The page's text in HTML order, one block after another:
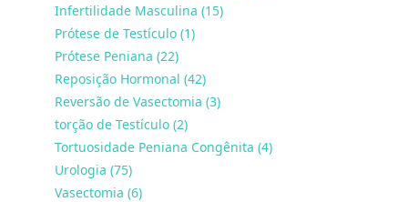
Infertilidade Masculina (15)
Prótese de Testículo (1)
Prótese Peniana (22)
Reposição Hormonal (42)
Reversão de Vasectomia (3)
torção de Testículo (2)
Tortuosidade Peniana Congênita (4)
Urologia (75)
Vasectomia (6)